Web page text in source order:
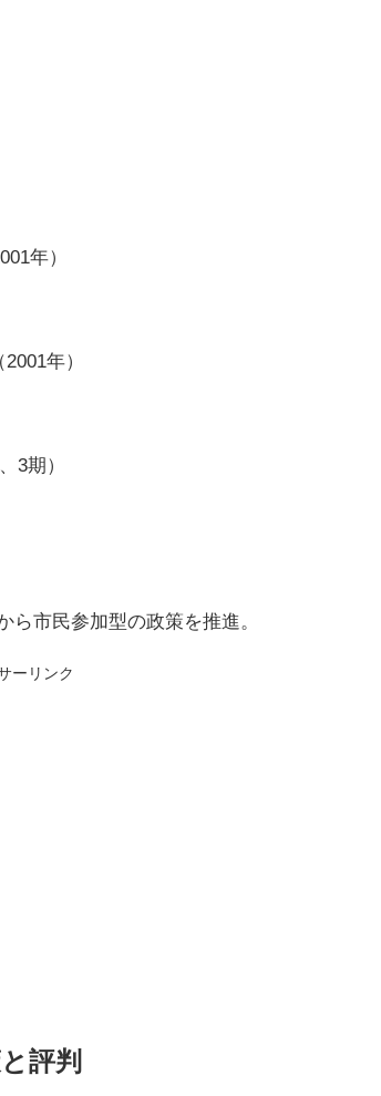
年）
年）
3期）
ら市民参加型の政策を推進。
ーリンク
評判